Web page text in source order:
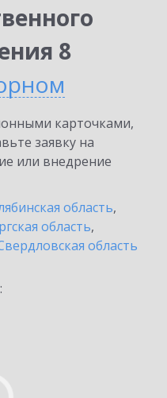
8
карточками,
заявку на
или внедрение
область,
область,
область